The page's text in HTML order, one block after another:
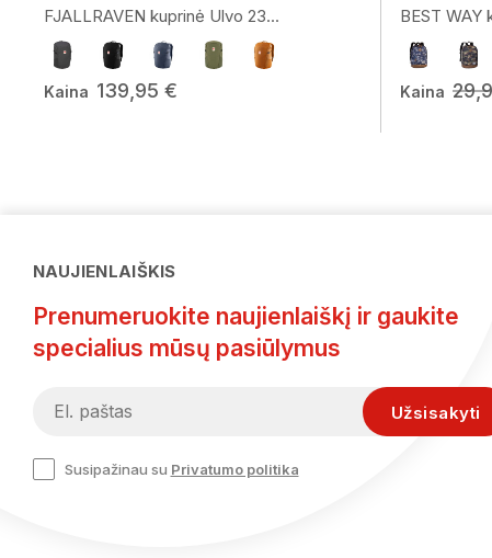
FJALLRAVEN kuprinė Ulvo 23...
Kaina 139,95 €
BEST WAY
Kaina
NAUJIENLAIŠKIS
Prenumeruokite naujienlaiškį ir gaukite
specialius mūsų pasiūlymus
Susipažinau su Privatumo politika